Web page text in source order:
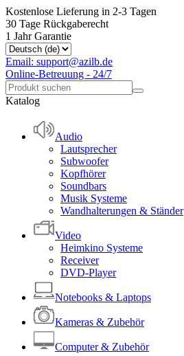
Kostenlose Lieferung in 2-3 Tagen
30 Tage Rückgaberecht
1 Jahr Garantie
Email: support@azilb.de
Online-Betreuung - 24/7
Katalog
Audio
Lautsprecher
Subwoofer
Kopfhörer
Soundbars
Musik Systeme
Wandhalterungen & Ständer
Video
Heimkino Systeme
Receiver
DVD-Player
Notebooks & Laptops
Kameras & Zubehör
Computer & Zubehör